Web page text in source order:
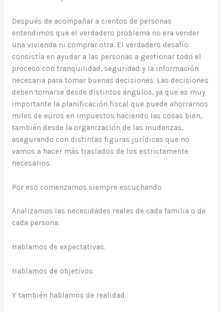
Después de acompañar a cientos de personas
entendimos que el verdadero problema no era vender
una vivienda ni comprar otra. El verdadero desafío
consistía en ayudar a las personas a gestionar todo el
proceso con tranquilidad, seguridad y la información
necesaria para tomar buenas decisiones. Las decisiones
deben tomarse desde distintos ángulos, ya que es muy
importante la planificación fiscal que puede ahorrarnos
miles de euros en impuestos haciendo las cosas bien,
también desde la organización de las mudanzas,
asegurando con distintas figuras jurídicas que no
vamos a hacer más traslados de los estrictamente
necesarios.
Por eso comenzamos siempre escuchando.
Analizamos las necesidades reales de cada familia o de
cada persona.
Hablamos de expectativas.
Hablamos de objetivos.
Y también hablamos de realidad.